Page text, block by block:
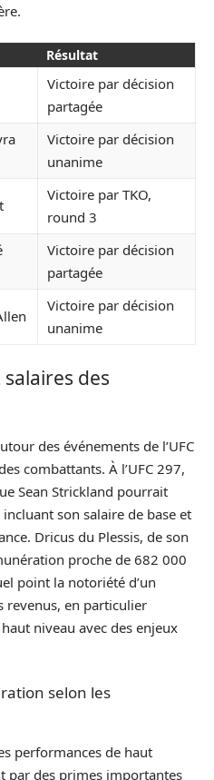
Résultat
Victoire par décision
partagée
Victoire par décision
unanime
Victoire par TKO,
round 3
Victoire par décision
partagée
Victoire par décision
unanime
des
des événements de l’UFC
combattants. À l’UFC 297,
Sean Strickland pourrait
son salaire de base et
Dricus du Plessis, de son
proche de 682 000
point la notoriété d’un
revenus, en particulier
niveau avec des enjeux
selon les
performances de haut
par des primes importantes